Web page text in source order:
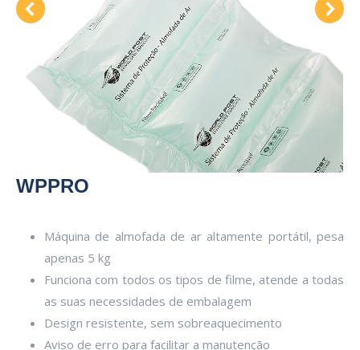
WPPRO
Máquina de almofada de ar altamente portátil, pesa
apenas 5 kg
Funciona com todos os tipos de filme, atende a todas
as suas necessidades de embalagem
Design resistente, sem sobreaquecimento
Aviso de erro para facilitar a manutenção